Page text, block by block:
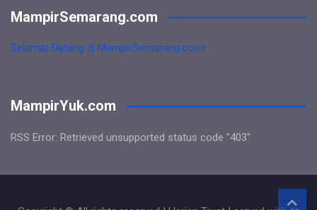
MampirSemarang.com
Selamat Datang di MampirSemarang.com!
MampirYuk.com
RSS Error: Retrieved unsupported status code "403"